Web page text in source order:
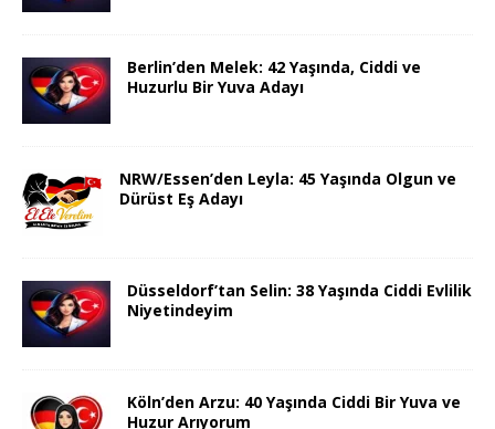
Berlin’den Melek: 42 Yaşında, Ciddi ve
Huzurlu Bir Yuva Adayı
NRW/Essen’den Leyla: 45 Yaşında Olgun ve
Dürüst Eş Adayı
Düsseldorf’tan Selin: 38 Yaşında Ciddi Evlilik
Niyetindeyim
Köln’den Arzu: 40 Yaşında Ciddi Bir Yuva ve
Huzur Arıyorum